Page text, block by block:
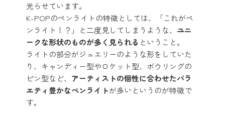
光らせています。
K-POPのペンライトの特徴としては、「これがペ
ンライト！？」と二度見してしまうような、 ユニ
ークな形状のものが多く見られる ということ。
ライトの部分がジュエリーのような形をしていた
り、キャンディー型やロケット型、ボウリングの
ピン型など、 アーティストの個性に合わせたバラ
エティ豊かなペンライトが多いというのが特徴で
す。